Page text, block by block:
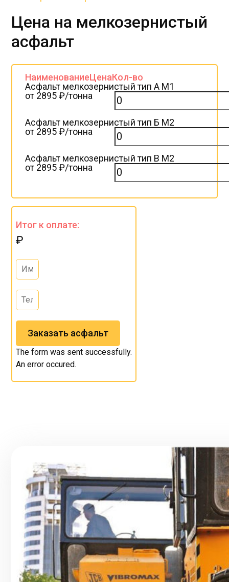
Цена на мелкозернистый
асфальт
НаименованиеЦенаКол-во
Асфальт мелкозернистый тип А М1
от 2895 ₽/тонна
Асфальт мелкозернистый тип Б М2
от 2895 ₽/тонна
Асфальт мелкозернистый тип B М2
от 2895 ₽/тонна
Итог к оплате:
₽
Заказать асфальт
The form was sent successfully.
An error occured.